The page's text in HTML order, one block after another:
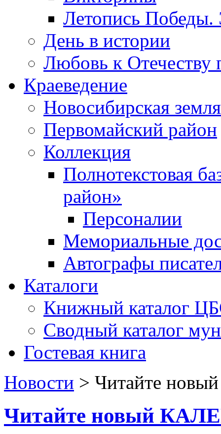
Летопись Победы.
День в истории
Любовь к Отечеству
Краеведение
Новосибирская земля
Первомайский район
Коллекция
Полнотекстовая
район»
Персоналии
Мемориальные
Автографы
Каталоги
Книжный каталог
Сводный каталог
Гостевая книга
Новости > Читайте
Читайте новый